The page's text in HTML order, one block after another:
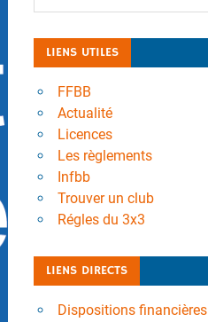
LIENS UTILES
FFBB
Actualité
Licences
Les règlements
Infbb
Trouver un club
Régles du 3x3
LIENS DIRECTS
Dispositions financières